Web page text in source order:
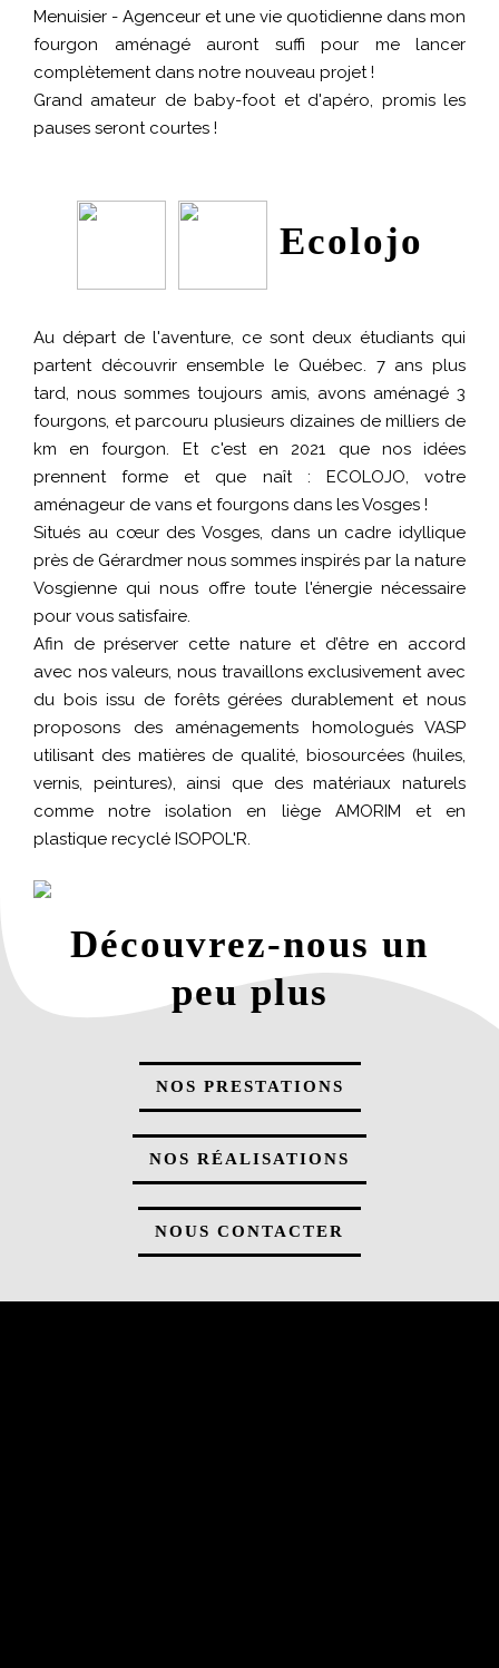
Menuisier - Agenceur et une vie quotidienne dans mon
fourgon aménagé auront suffi pour me lancer
complètement dans notre nouveau projet !
Grand amateur de baby-foot et d'apéro, promis les
pauses seront courtes !
Ecolojo
Au départ de l'aventure, ce sont deux étudiants qui
partent découvrir ensemble le Québec. 7 ans plus
tard, nous sommes toujours amis, avons aménagé 3
fourgons, et parcouru plusieurs dizaines de milliers de
km en fourgon. Et c'est en 2021 que nos idées
prennent forme et que naît : ECOLOJO, votre
aménageur de vans et fourgons dans les Vosges !
Situés au cœur des Vosges, dans un cadre idyllique
près de Gérardmer nous sommes inspirés par la nature
Vosgienne qui nous offre toute l'énergie nécessaire
pour vous satisfaire.
Afin de préserver cette nature et d’être en accord
avec nos valeurs, nous travaillons exclusivement avec
du bois issu de forêts gérées durablement et nous
proposons des aménagements homologués VASP
utilisant des matières de qualité, biosourcées (huiles,
vernis, peintures), ainsi que des matériaux naturels
comme notre isolation en liège AMORIM et en
plastique recyclé ISOPOL'R.
Découvrez-nous un
peu plus
NOS PRESTATIONS
NOS RÉALISATIONS
NOUS CONTACTER